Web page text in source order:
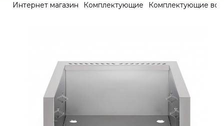
Интернет магазин Комплектующие Комплектующие